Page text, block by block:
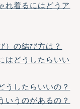
れ着るにはどうア
）の結び方は？
はどうしたらいい
うしたらいいの？
いうのがあるの？